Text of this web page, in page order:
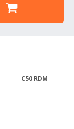
C50 RDM